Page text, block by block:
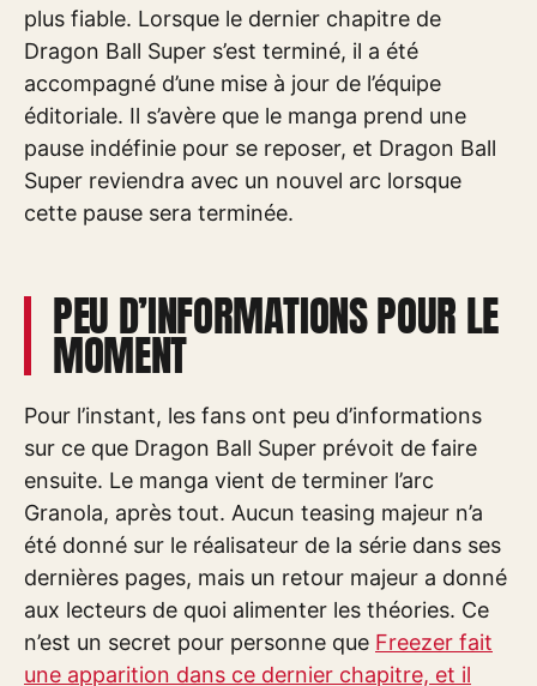
plus fiable. Lorsque le dernier chapitre de
Dragon Ball Super s’est terminé, il a été
accompagné d’une mise à jour de l’équipe
éditoriale. Il s’avère que le manga prend une
pause indéfinie pour se reposer, et Dragon Ball
Super reviendra avec un nouvel arc lorsque
cette pause sera terminée.
PEU D’INFORMATIONS POUR LE
MOMENT
Pour l’instant, les fans ont peu d’informations
sur ce que Dragon Ball Super prévoit de faire
ensuite. Le manga vient de terminer l’arc
Granola, après tout. Aucun teasing majeur n’a
été donné sur le réalisateur de la série dans ses
dernières pages, mais un retour majeur a donné
aux lecteurs de quoi alimenter les théories. Ce
n’est un secret pour personne que Freezer fait
une apparition dans ce dernier chapitre, et il